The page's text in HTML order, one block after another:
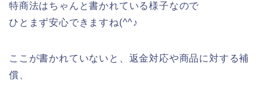
特商法はちゃんと書かれている様子なので
ひとまず安心できますね(^^♪
ここが書かれていないと、返金対応や商品に対する補
償、